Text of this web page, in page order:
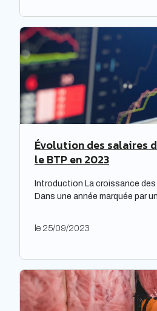
étude prospective réalisée par
territoires met en lumière les
Évolution des salaires
le BTP en 2023
Introduction La croissance des
Dans une année marquée par
une inflation hors-norme, les
Expectra dans son 21ème
progression […]
le 25/09/2023